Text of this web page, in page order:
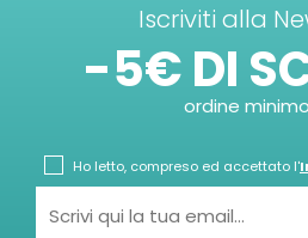
Iscriviti alla
-5€ DI
ordine
Ho letto, compreso ed accettato l'